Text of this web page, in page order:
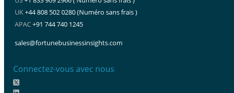
UK+44 808 502 0280 (Numéro sans frais )
APAC+91 744 740 1245
sales@fortunebusinessinsights.com
Connectez-vous avec nous